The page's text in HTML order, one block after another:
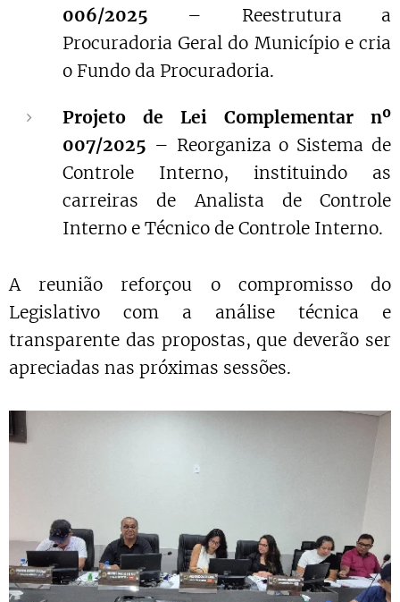
006/2025 – Reestrutura a
Procuradoria Geral do Município e cria
o Fundo da Procuradoria.
Projeto de Lei Complementar nº
007/2025 – Reorganiza o Sistema de
Controle Interno, instituindo as
carreiras de Analista de Controle
Interno e Técnico de Controle Interno.
A reunião reforçou o compromisso do
Legislativo com a análise técnica e
transparente das propostas, que deverão ser
apreciadas nas próximas sessões.